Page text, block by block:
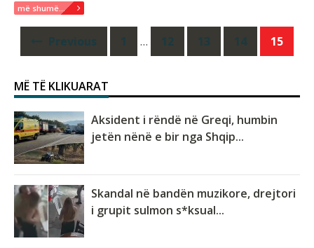
më shumë...
Posts
navigation
Previous 1 … 12 13 14 15
MË TË KLIKUARAT
Aksident i rëndë në Greqi, humbin
jetën nënë e bir nga Shqip...
Skandal në bandën muzikore, drejtori
i grupit sulmon s*ksual...